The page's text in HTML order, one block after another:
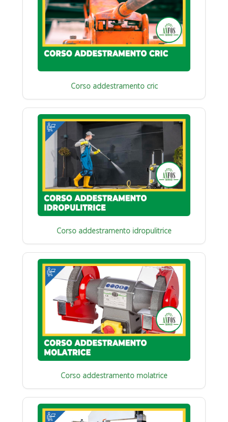
Corso addestramento cric
Corso addestramento idropulitrice
Corso addestramento molatrice